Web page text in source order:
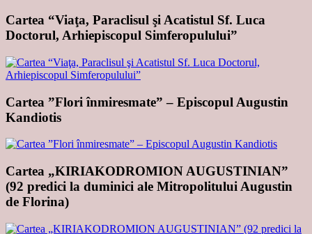
Cartea “Viaţa, Paraclisul şi Acatistul Sf. Luca
Doctorul, Arhiepiscopul Simferopulului”
Cartea ”Flori înmiresmate” – Episcopul Augustin
Kandiotis
Cartea „KIRIAKODROMION AUGUSTINIAN”
(92 predici la duminici ale Mitropolitului Augustin
de Florina)